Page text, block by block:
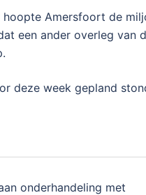
Amersfoort de
een ander overleg van
deze week gepland
onderhandeling met